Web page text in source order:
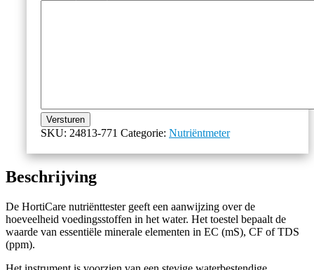
Versturen
SKU: 24813-771 Categorie: Nutriëntmeter
Beschrijving
De HortiCare nutriënttester geeft een aanwijzing over de
hoeveelheid voedingsstoffen in het water. Het toestel bepaalt de
waarde van essentiële minerale elementen in EC (mS), CF of TDS
(ppm).